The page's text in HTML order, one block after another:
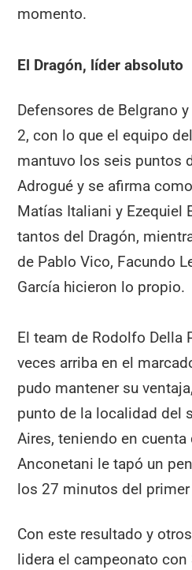
momento.
El Dragón, líder absoluto
Defensores de Belgrano
2, con lo que el equipo
mantuvo los seis puntos
Adrogué y se afirma
Matías Italiani y Ezequiel
tantos del Dragón,
de Pablo Vico, Facundo
García hicieron lo propio.
El team de Rodolfo Della
veces arriba en el
pudo mantener su
punto de la localidad del
Aires, teniendo en cuenta
Anconetani le tapó un
los 27 minutos del
Con este resultado y
lidera el campeonato